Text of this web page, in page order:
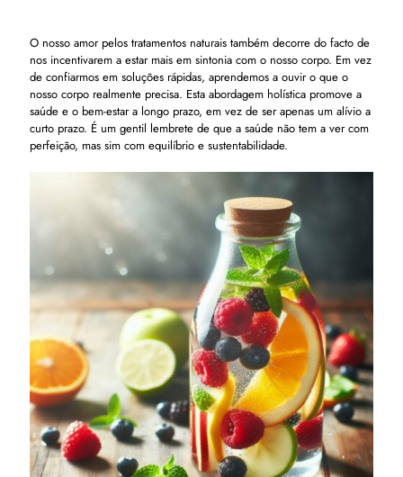
O nosso amor pelos tratamentos naturais também decorre do facto de
nos incentivarem a estar mais em sintonia com o nosso corpo. Em vez
de confiarmos em soluções rápidas, aprendemos a ouvir o que o
nosso corpo realmente precisa. Esta abordagem holística promove a
saúde e o bem-estar a longo prazo, em vez de ser apenas um alívio a
curto prazo. É um gentil lembrete de que a saúde não tem a ver com
perfeição, mas sim com equilíbrio e sustentabilidade.